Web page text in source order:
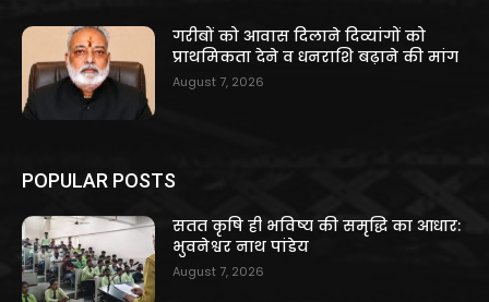
गरीबों को आवास दिलाने दिव्यांगों को
प्राथमिकता देने व धनराशि बढ़ाने की मांग
August 7, 2026
POPULAR POSTS
सतत कृषि ही भविष्य की समृद्धि का आधार:
भुवनेश्वर नाथ पांडेय
August 7, 2026